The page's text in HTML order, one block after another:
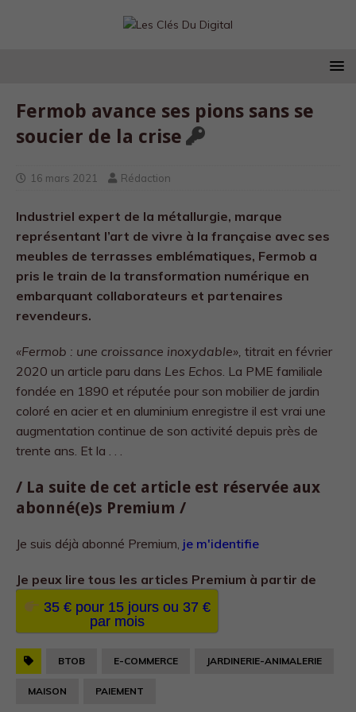
Fermob avance ses pions sans se
soucier de la crise
16 mars 2021 Rédaction
Industriel expert de la métallurgie, marque
représentant l’art de vivre à la française avec ses
meubles de terrasses emblématiques, Fermob a
pris le train de la transformation numérique en
embarquant collaborateurs et partenaires
revendeurs.
«Fermob : une croissance inoxydable», titrait en février
2020 un article paru dans Les Echos. La PME familiale
fondée en 1890 et réputée pour son mobilier de jardin
coloré en acier et en aluminium enregistre il est vrai une
augmentation continue de son activité depuis près de
trente ans. Et la . . .
/ La suite de cet article est réservée aux
abonné(e)s Premium /
Je suis déjà abonné Premium, je m'identifie
Je peux lire tous les articles Premium à partir de
35 € pour 15 jours ou 37 €
par mois
BTOB E-COMMERCE JARDINERIE-ANIMALERIE
MAISON PAIEMENT